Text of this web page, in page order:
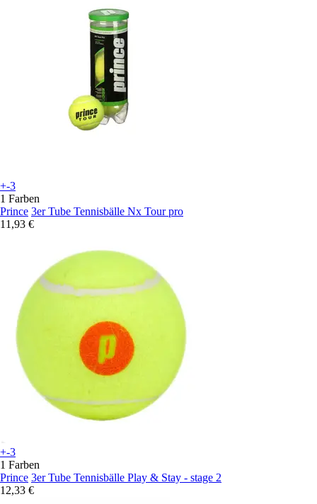
+-3
1 Farben
Prince 3er Tube Tennisbälle Nx Tour pro
11,93 €
+-3
1 Farben
Prince 3er Tube Tennisbälle Play & Stay - stage 2
12,33 €